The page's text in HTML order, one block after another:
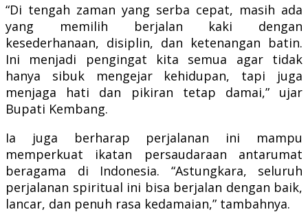
“Di tengah zaman yang serba cepat, masih ada
yang memilih berjalan kaki dengan
kesederhanaan, disiplin, dan ketenangan batin.
Ini menjadi pengingat kita semua agar tidak
hanya sibuk mengejar kehidupan, tapi juga
menjaga hati dan pikiran tetap damai,” ujar
Bupati Kembang.
Ia juga berharap perjalanan ini mampu
memperkuat ikatan persaudaraan antarumat
beragama di Indonesia. “Astungkara, seluruh
perjalanan spiritual ini bisa berjalan dengan baik,
lancar, dan penuh rasa kedamaian,” tambahnya.